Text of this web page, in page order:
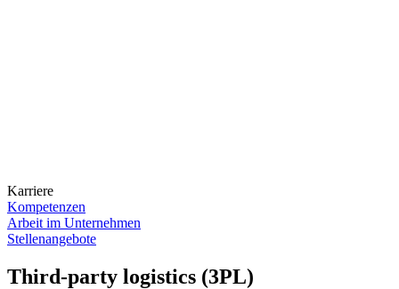
Karriere
Kompetenzen
Arbeit im Unternehmen
Stellenangebote
Third-party logistics (3PL)